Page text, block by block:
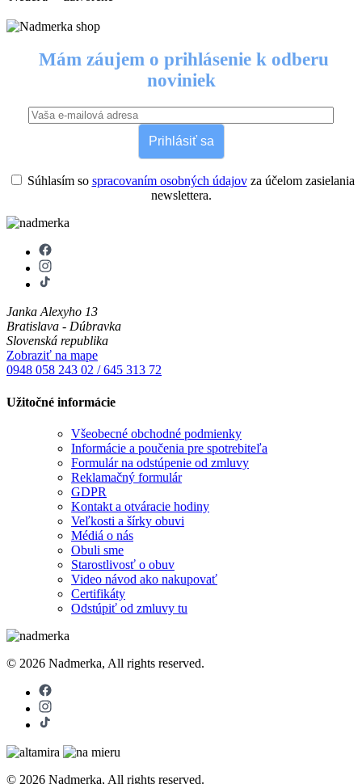
Mám záujem o prihlásenie k odberu
noviniek
Prihlásiť sa
Súhlasím so spracovaním osobných údajovza účelom zasielania
newslettera.
Janka Alexyho 13
Bratislava - Dúbravka
Slovenská republika
Zobraziť na mape
0948 058 243 02 / 645 313 72
Užitočné informácie
Všeobecné obchodné podmienky
Informácie a poučenia pre spotrebiteľa
Formulár na odstúpenie od zmluvy
Reklamačný formulár
GDPR
Kontakt a otváracie hodiny
Veľkosti a šírky obuvi
Médiá o nás
Obuli sme
Starostlivosť o obuv
Video návod ako nakupovať
Certifikáty
Odstúpiť od zmluvy tu
© 2026 Nadmerka, All rights reserved.
© 2026 Nadmerka, All rights reserved.